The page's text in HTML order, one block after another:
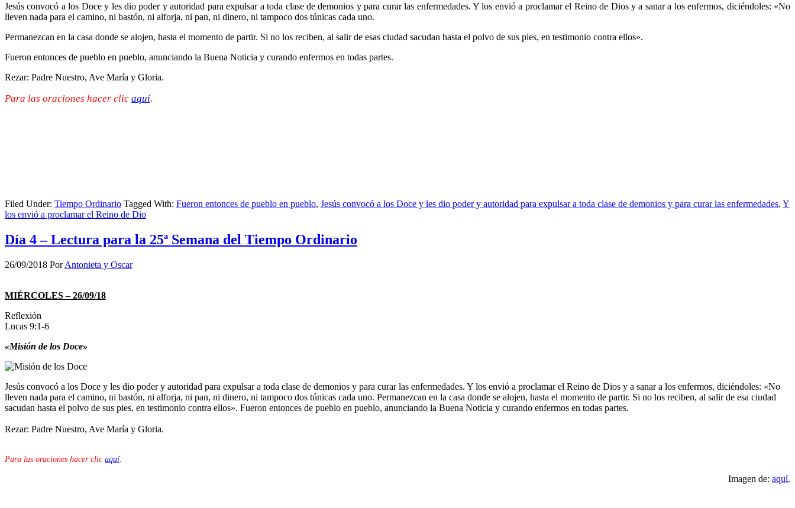
Jesús convocó a los Doce y les dio poder y autoridad para expulsar a toda clase de demonios y para curar las enfermedades. Y los envió a proclamar el Reino de Dios y a sanar a los enfermos, diciéndoles: «No
lleven nada para el camino, ni bastón, ni alforja, ni pan, ni dinero, ni tampoco dos túnicas cada uno.
Permanezcan en la casa donde se alojen, hasta el momento de partir. Si no los reciben, al salir de esas ciudad sacudan hasta el polvo de sus pies, en testimonio contra ellos».
Fueron entonces de pueblo en pueblo, anunciando la Buena Noticia y curando enfermos en todas partes.
Rezar: Padre Nuestro, Ave María y Gloria.
Para las oraciones hacer clic aquí.
Filed Under: Tiempo Ordinario Tagged With: Fueron entonces de pueblo en pueblo, Jesús convocó a los Doce y les dio poder y autoridad para expulsar a toda clase de demonios y para curar las enfermedades, Y
los envió a proclamar el Reino de Dio
Día 4 – Lectura para la 25ª Semana del Tiempo Ordinario
26/09/2018 PorAntonieta y Oscar
MIÉRCOLES – 26/09/18
Reflexión
Lucas 9:1-6
«Misión de los Doce»
Jesús convocó a los Doce y les dio poder y autoridad para expulsar a toda clase de demonios y para curar las enfermedades. Y los envió a proclamar el Reino de Dios y a sanar a los enfermos, diciéndoles: «No
lleven nada para el camino, ni bastón, ni alforja, ni pan, ni dinero, ni tampoco dos túnicas cada uno. Permanezcan en la casa donde se alojen, hasta el momento de partir. Si no los reciben, al salir de esa ciudad
sacudan hasta el polvo de sus pies, en testimonio contra ellos». Fueron entonces de pueblo en pueblo, anunciando la Buena Noticia y curando enfermos en todas partes.
Rezar: Padre Nuestro, Ave María y Gloria.
Para las oraciones hacer clic aquí.
Imagen de: aquí.